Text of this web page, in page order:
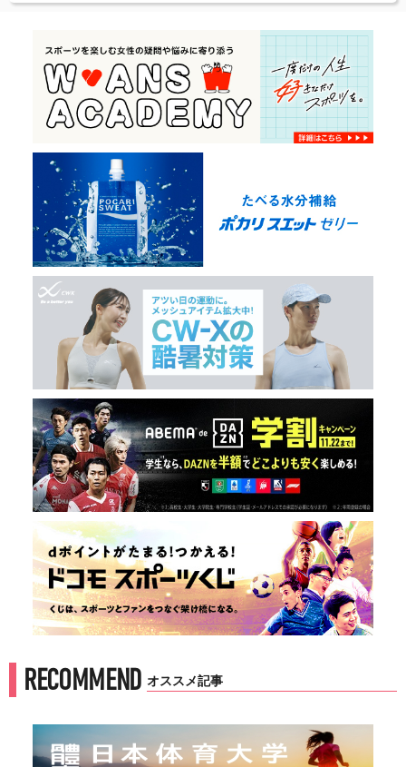
RECOMMEND オススメ記事